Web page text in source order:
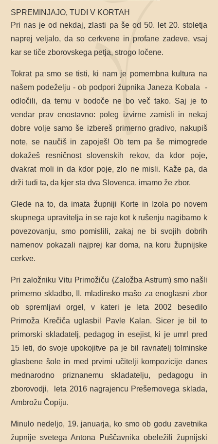
SPREMINJAJO, TUDI V KORTAH
Pri nas je od nekdaj, zlasti pa še od 50. let 20. stoletja
naprej veljalo, da so cerkvene in profane zadeve, vsaj
kar se tiče zborovskega petja, strogo ločene.
Tokrat pa smo se tisti, ki nam je pomembna kultura na
našem podeželju - ob podpori župnika Janeza Kobala -
odločili, da temu v bodoče ne bo več tako. Saj je to
vendar prav enostavno: poleg izvirne zamisli in nekaj
dobre volje samo še izbereš primerno gradivo, nakupiš
note, se naučiš in zapoješ! Ob tem pa še mimogrede
dokažeš resničnost slovenskih rekov, da kdor poje,
dvakrat moli in da kdor poje, zlo ne misli. Kaže pa, da
drži tudi ta, da kjer sta dva Slovenca, imamo že zbor.
Glede na to, da imata župniji Korte in Izola po novem
skupnega upravitelja in se raje kot k rušenju nagibamo k
povezovanju, smo pomislili, zakaj ne bi svojih dobrih
namenov pokazali najprej kar doma, na koru župnijske
cerkve.
Pri založniku Vitu Primožiču (Založba Astrum) smo našli
primerno skladbo, II. mladinsko mašo za enoglasni zbor
ob spremljavi orgel, v kateri je leta 2002 besedilo
Primoža Krečiča uglasbil Pavle Kalan. Sicer je bil to
primorski skladatelj, pedagog in esejist, ki je umrl pred
15 leti, do svoje upokojitve pa je bil ravnatelj tolminske
glasbene šole in med prvimi učitelji kompozicije danes
mednarodno priznanemu skladatelju, pedagogu in
zborovodji, leta 2016 nagrajencu Prešernovega sklada,
Ambrožu Čopiju.
Minulo nedeljo, 19. januarja, ko smo ob godu zavetnika
župnije svetega Antona Puščavnika obeležili župnijski